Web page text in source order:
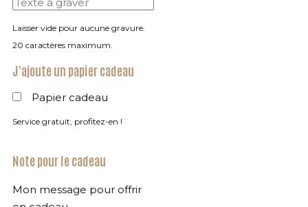
Laisser vide pour aucune gravure.
20 caractères maximum.
J'ajoute un papier cadeau
Papier cadeau
Service gratuit, profitez-en !
Note pour le cadeau
Mon message pour offrir